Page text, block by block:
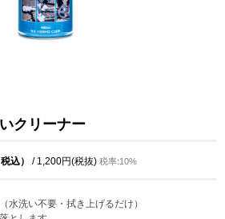
クリーナー
込） / 1,200円(税抜) 税率:10%
水洗い不要・拭き上げるだけ）